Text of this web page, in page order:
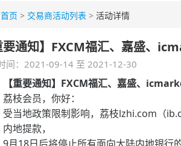
首页 > 交易商活动列表 > 活动详情
要通知】FXCM福汇、嘉盛、
间：2021-09-14 至 2021-12-30
【重要通知】FXCM福汇、嘉盛、
荔枝会员，你好：
受当地政策限制影响，荔枝lzhi.com（
内地提款，